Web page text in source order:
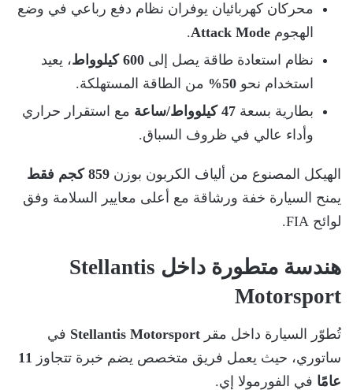
محركان كهربائيان يوفران نظام دفع رباعي في وضع
الهجوم Attack Mode
.
نظام استعادة طاقة يصل إلى 600 كيلوواط
، يعيد
استخدام نحو 50%
من الطاقة المستهلكة.
بطارية بسعة 47 كيلوواط/ساعة
مع استقرار حراري
وأداء عالي في ظروف السباق.
الهيكل المصنوع من ألياف الكربون بوزن 859 كجم فقط
يمنح السيارة خفة ورشاقة مع أعلى معايير السلامة وفق
لوائح FIA.
هندسة متطورة داخل Stellantis
Motorsport
تُطوّر السيارة داخل مقر Stellantis Motorsport في
ساتوري، حيث يعمل فريق متخصص يضم خبرة تتجاوز
11
عامًا في الفورمولا إي.